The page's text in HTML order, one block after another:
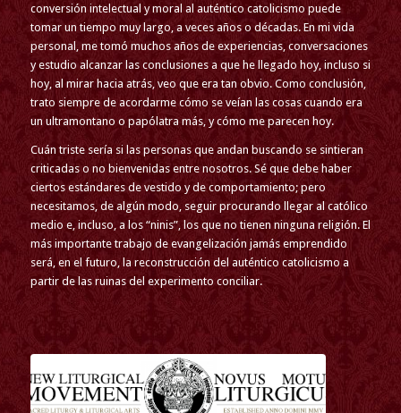
conversión intelectual y moral al auténtico catolicismo puede
tomar un tiempo muy largo, a veces años o décadas. En mi vida
personal, me tomó muchos años de experiencias, conversaciones
y estudio alcanzar las conclusiones a que he llegado hoy, incluso si
hoy, al mirar hacia atrás, veo que era tan obvio. Como conclusión,
trato siempre de acordarme cómo se veían las cosas cuando era
un ultramontano o papólatra más, y cómo me parecen hoy.
Cuán triste sería si las personas que andan buscando se sintieran
criticadas o no bienvenidas entre nosotros. Sé que debe haber
ciertos estándares de vestido y de comportamiento; pero
necesitamos, de algún modo, seguir procurando llegar al católico
medio e, incluso, a los “ninis”, los que no tienen ninguna religión. El
más importante trabajo de evangelización jamás emprendido
será, en el futuro, la reconstrucción del auténtico catolicismo a
partir de las ruinas del experimento conciliar.